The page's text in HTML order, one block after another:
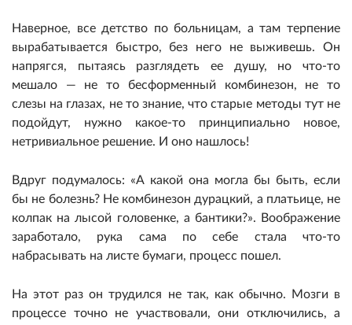
Наверное, все детство по больницам, а там терпение
вырабатывается быстро, без него не выживешь. Он
напрягся, пытаясь разглядеть ее душу, но что-то
мешало — не то бесформенный комбинезон, не то
слезы на глазах, не то знание, что старые методы тут не
подойдут, нужно какое-то принципиально новое,
нетривиальное решение. И оно нашлось!
Вдруг подумалось: «А какой она могла бы быть, если
бы не болезнь? Не комбинезон дурацкий, а платьице, не
колпак на лысой головенке, а бантики?». Воображение
заработало, рука сама по себе стала что-то
набрасывать на листе бумаги, процесс пошел.
На этот раз он трудился не так, как обычно. Мозги в
процессе точно не участвовали, они отключились, а